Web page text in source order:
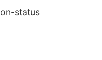
status